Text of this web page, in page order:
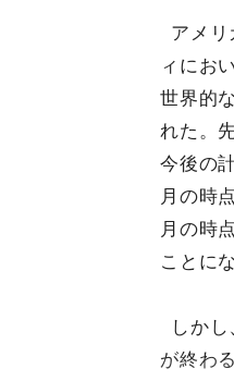
アメ
ィにお
世界的
れた。
今後の
月の時
月の時
ことに
しか
が終わ